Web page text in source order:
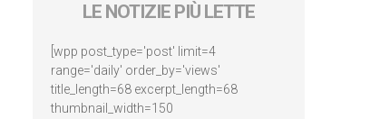
LE NOTIZIE PIÙ LETTE
[wpp post_type='post' limit=4
range='daily' order_by='views'
title_length=68 excerpt_length=68
thumbnail_width=150